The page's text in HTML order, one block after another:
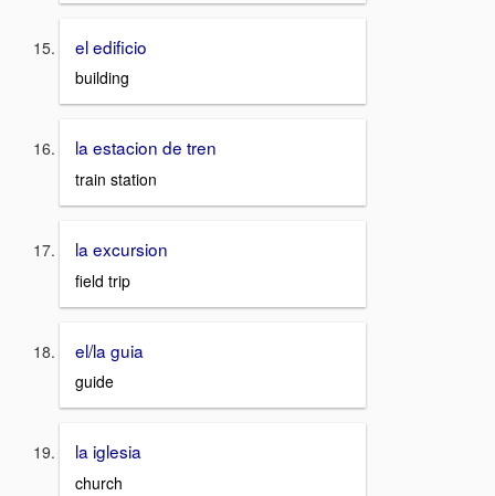
el edificio
building
la estacion de tren
train station
la excursion
field trip
el/la guia
guide
la iglesia
church